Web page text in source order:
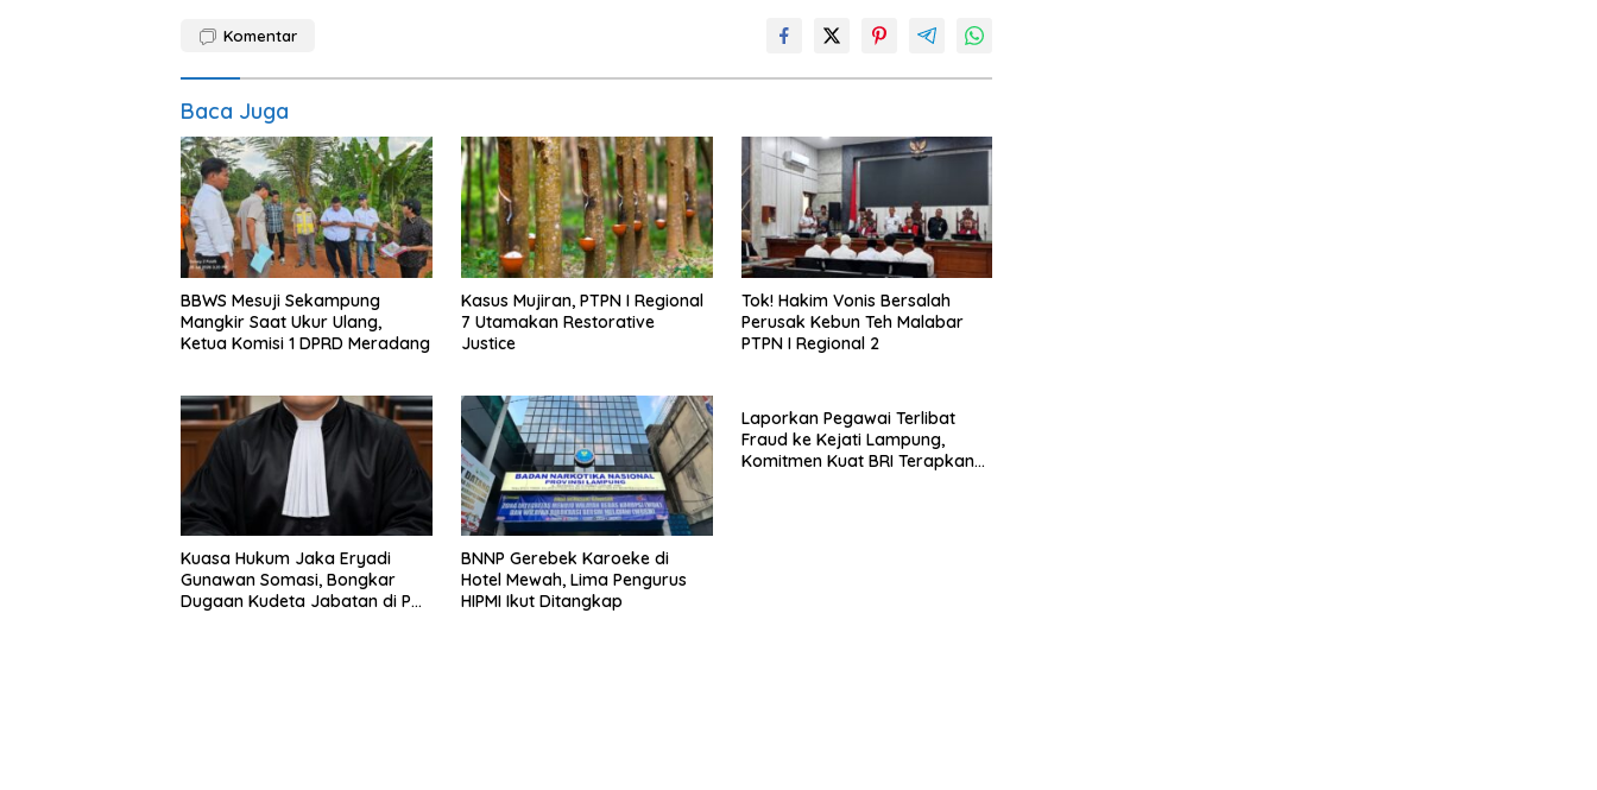
Komentar
Baca Juga
BBWS Mesuji Sekampung
Mangkir Saat Ukur Ulang,
Ketua Komisi 1 DPRD Meradang
Kasus Mujiran, PTPN I Regional
7 Utamakan Restorative
Justice
Tok! Hakim Vonis Bersalah
Perusak Kebun Teh Malabar
PTPN I Regional 2
Kuasa Hukum Jaka Eryadi
Gunawan Somasi, Bongkar
Dugaan Kudeta Jabatan di PT
BNNP Gerebek Karoeke di
Hotel Mewah, Lima Pengurus
HIPMI Ikut Ditangkap
Laporkan Pegawai Terlibat
Fraud ke Kejati Lampung,
Komitmen Kuat BRI Terapkan